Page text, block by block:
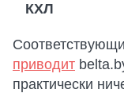
КХЛ
приводит
практически